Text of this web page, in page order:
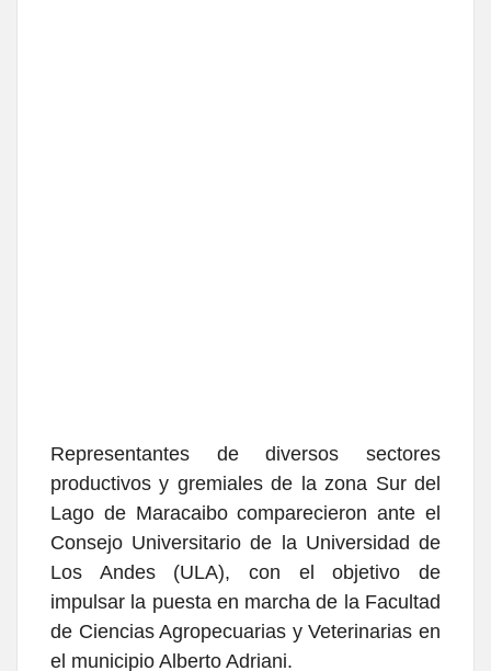
Representantes de diversos sectores
productivos y gremiales de la zona Sur del
Lago de Maracaibo comparecieron ante el
Consejo Universitario de la Universidad de
Los Andes (ULA), con el objetivo de
impulsar la puesta en marcha de la Facultad
de Ciencias Agropecuarias y Veterinarias en
el municipio Alberto Adriani.